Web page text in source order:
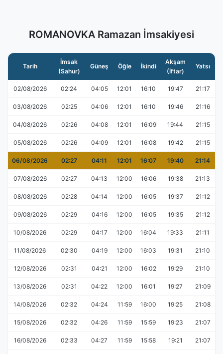
ROMANOVKA Ramazan İmsakiyesi
Tarih
İmsak
(Sahur)
Güneş Öğle İkindi
Akşam
(İftar)
Yatsı
02/08/2026 02:24 04:05 12:01 16:10 19:47 21:17
03/08/2026 02:25 04:06 12:01 16:10 19:46 21:16
04/08/2026 02:26 04:08 12:01 16:09 19:44 21:15
05/08/2026 02:26 04:09 12:01 16:08 19:42 21:15
06/08/2026 02:27 04:11 12:01 16:07 19:40 21:14
07/08/2026 02:27 04:13 12:00 16:06 19:38 21:13
08/08/2026 02:28 04:14 12:00 16:05 19:37 21:12
09/08/2026 02:29 04:16 12:00 16:05 19:35 21:12
10/08/2026 02:29 04:17 12:00 16:04 19:33 21:11
11/08/2026 02:30 04:19 12:00 16:03 19:31 21:10
12/08/2026 02:31 04:21 12:00 16:02 19:29 21:10
13/08/2026 02:31 04:22 12:00 16:01 19:27 21:09
14/08/2026 02:32 04:24 11:59 16:00 19:25 21:08
15/08/2026 02:32 04:26 11:59 15:59 19:23 21:07
16/08/2026 02:33 04:27 11:59 15:58 19:21 21:07